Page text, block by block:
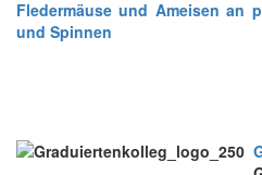
Fledermäuse und Ameisen an
und Spinnen